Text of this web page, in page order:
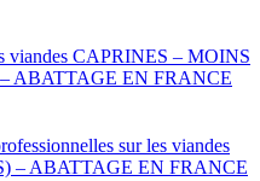
viandes CAPRINES – MOINS
ABATTAGE EN FRANCE
sur les viandes
– ABATTAGE EN FRANCE